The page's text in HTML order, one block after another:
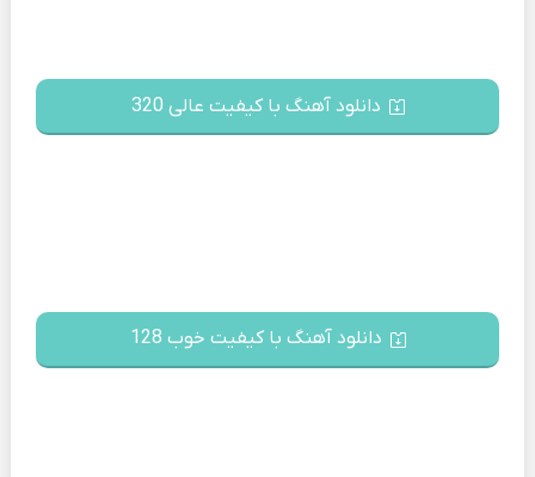
دانلود آهنگ با کیفیت عالی 320
دانلود آهنگ با کیفیت خوب 128